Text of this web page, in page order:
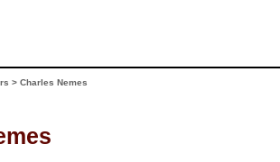
> Charles Nemes